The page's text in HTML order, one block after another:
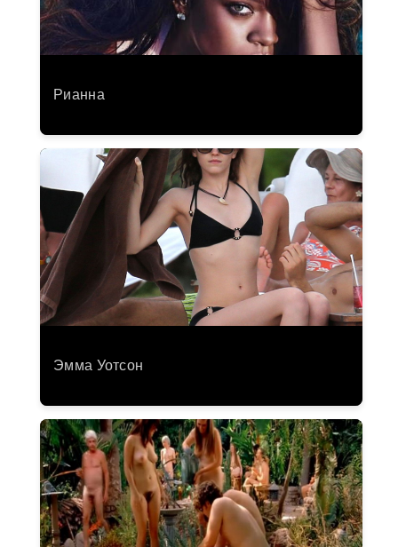
Рианна
Эмма Уотсон